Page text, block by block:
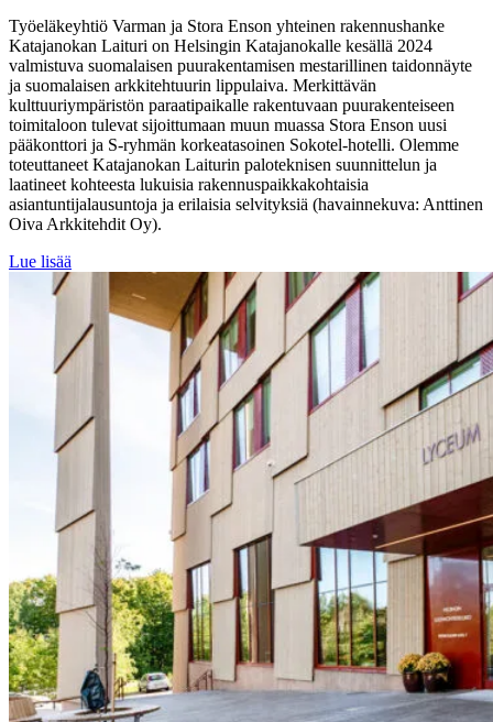
Työeläkeyhtiö Varman ja Stora Enson yhteinen rakennushanke
Katajanokan Laituri on Helsingin Katajanokalle kesällä 2024
valmistuva suomalaisen puurakentamisen mestarillinen taidonnäyte
ja suomalaisen arkkitehtuurin lippulaiva. Merkittävän
kulttuuriympäristön paraatipaikalle rakentuvaan puurakenteiseen
toimitaloon tulevat sijoittumaan muun muassa Stora Enson uusi
pääkonttori ja S-ryhmän korkeatasoinen Sokotel-hotelli. Olemme
toteuttaneet Katajanokan Laiturin paloteknisen suunnittelun ja
laatineet kohteesta lukuisia rakennuspaikkakohtaisia
asiantuntijalausuntoja ja erilaisia selvityksiä (havainnekuva: Anttinen
Oiva Arkkitehdit Oy).
Lue lisää